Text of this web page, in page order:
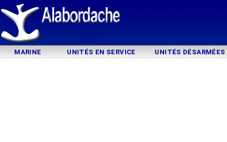
MARINE UNITÉS EN SERVICE UNITÉS DÉSARMÉES